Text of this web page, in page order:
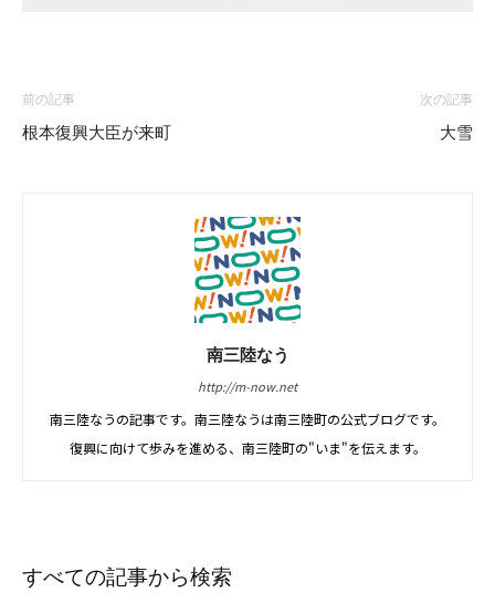
前の記事
根本復興大臣が来町
次の記事
大雪
南三陸なう
http://m-now.net
南三陸なうの記事です。南三陸なうは南三陸町の公式ブログです。
復興に向けて歩みを進める、南三陸町の"いま"を伝えます。
すべての記事から検索